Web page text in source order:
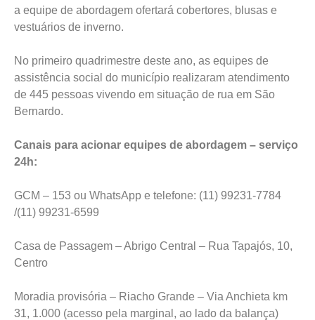
a equipe de abordagem ofertará cobertores, blusas e
vestuários de inverno.
No primeiro quadrimestre deste ano, as equipes de
assistência social do município realizaram atendimento
de 445 pessoas vivendo em situação de rua em São
Bernardo.
Canais para acionar equipes de abordagem – serviço
24h:
GCM – 153 ou WhatsApp e telefone: (11) 99231-7784
/(11) 99231-6599
Casa de Passagem – Abrigo Central – Rua Tapajós, 10,
Centro
Moradia provisória – Riacho Grande – Via Anchieta km
31, 1.000 (acesso pela marginal, ao lado da balança)